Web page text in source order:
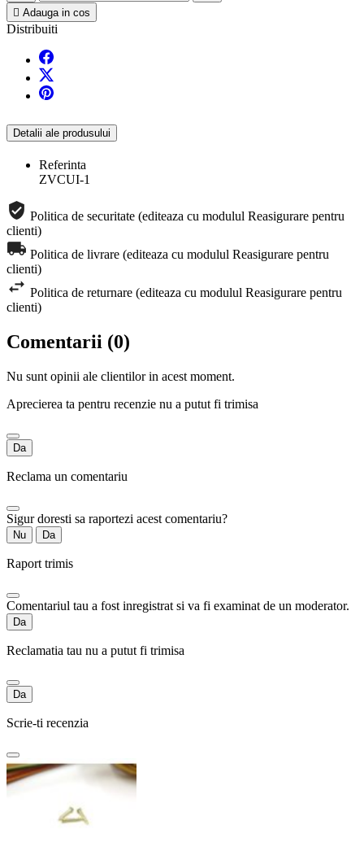
 Adauga in cos
Distribuiti
Detalii ale produsului
Referinta
ZVCUI-1
Politica de securitate (editeaza cu modulul Reasigurare pentru
clienti)
Politica de livrare (editeaza cu modulul Reasigurare pentru
clienti)
Politica de returnare (editeaza cu modulul Reasigurare pentru
clienti)
Comentarii (0)
Nu sunt opinii ale clientilor in acest moment.
Aprecierea ta pentru recenzie nu a putut fi trimisa
Da
Reclama un comentariu
Sigur doresti sa raportezi acest comentariu?
Nu Da
Raport trimis
Comentariul tau a fost inregistrat si va fi examinat de un moderator.
Da
Reclamatia tau nu a putut fi trimisa
Da
Scrie-ti recenzia